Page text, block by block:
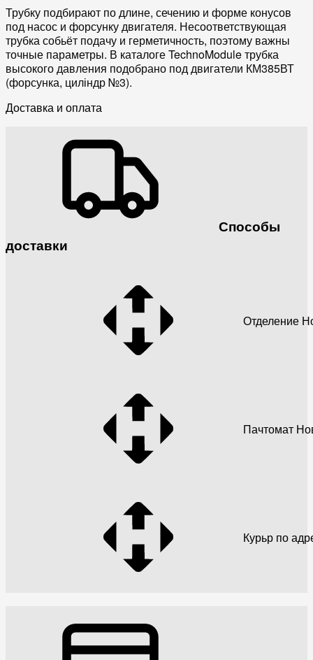
Трубку подбирают по длине, сечению и форме конусов
под насос и форсунку двигателя. Несоответствующая
трубка собьёт подачу и герметичность, поэтому важны
точные параметры. В каталоге TechnoModule трубка
высокого давления подобрано под двигатели КМ385ВТ
(форсунка, циліндр №3).
Доставка и оплата
Способы
доставки
Отделение
Пачтомат
Курьр по